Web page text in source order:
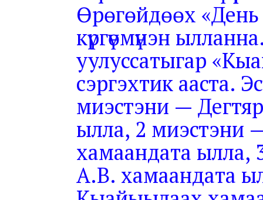
Өрөгөйдөөх
күргүөмүнэн
уулуссатыгар
сэргэхтик ааста.
миэстэни —
ылла, 2 миэстэни
хамаандата ылла,
А.В. хамаандата